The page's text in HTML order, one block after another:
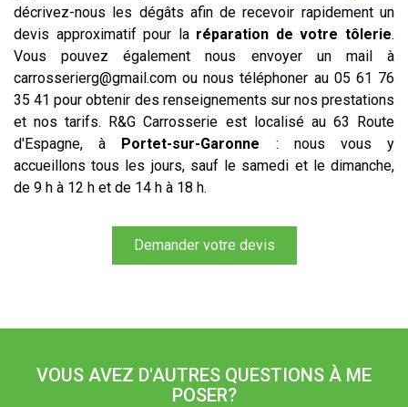
décrivez-nous les dégâts afin de recevoir rapidement un
devis approximatif pour la réparation de votre tôlerie.
Vous pouvez également nous envoyer un mail à
carrosserierg@gmail.com ou nous téléphoner au 05 61 76
35 41 pour obtenir des renseignements sur nos prestations
et nos tarifs. R&G Carrosserie est localisé au 63 Route
d'Espagne, à Portet-sur-Garonne : nous vous y
accueillons tous les jours, sauf le samedi et le dimanche,
de 9 h à 12 h et de 14 h à 18 h.
Demander votre devis
VOUS AVEZ D'AUTRES QUESTIONS À ME
POSER?